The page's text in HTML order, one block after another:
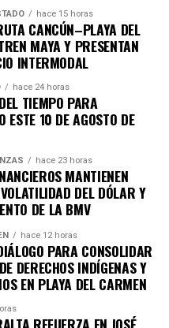
hace 15 horas
CANCÚN–PLAYA DEL
MAYA Y PRESENTAN
INTERMODAL
hace 24 horas
TIEMPO PARA
ESTE 10 DE AGOSTO DE
hace 23 horas
MANTIENEN
DEL DÓLAR Y
DE LA BMV
hace 12 horas
PARA CONSOLIDAR
DERECHOS INDÍGENAS Y
EN PLAYA DEL CARMEN
REFUERZA EN JOSÉ